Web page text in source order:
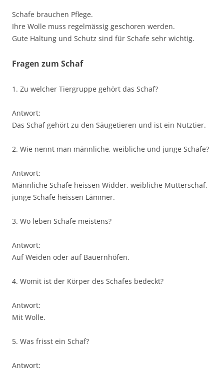
Schafe brauchen Pflege.
Ihre Wolle muss regelmässig geschoren werden.
Gute Haltung und Schutz sind für Schafe sehr wichtig.
Fragen zum Schaf
1. Zu welcher Tiergruppe gehört das Schaf?
Antwort:
Das Schaf gehört zu den Säugetieren und ist ein Nutztier.
2. Wie nennt man männliche, weibliche und junge Schafe?
Antwort:
Männliche Schafe heissen Widder, weibliche Mutterschaf,
junge Schafe heissen Lämmer.
3. Wo leben Schafe meistens?
Antwort:
Auf Weiden oder auf Bauernhöfen.
4. Womit ist der Körper des Schafes bedeckt?
Antwort:
Mit Wolle.
5. Was frisst ein Schaf?
Antwort: